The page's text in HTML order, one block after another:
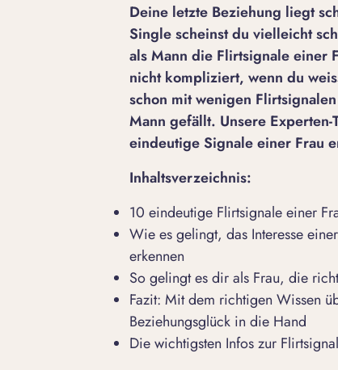
Deine letzte Beziehung liegt
Single scheinst du vielleicht
als Mann die Flirtsignale einer
nicht kompliziert, wenn du
schon mit wenigen
Mann gefällt. Unsere
eindeutige Signale einer Frau
Inhaltsverzeichnis:
10 eindeutige Flirtsignale einer
Wie es gelingt, das Interesse
erkennen
So gelingt es dir als Frau, die
Fazit: Mit dem richtigen Wissen
Beziehungsglück in die Hand
Die wichtigsten Infos zur